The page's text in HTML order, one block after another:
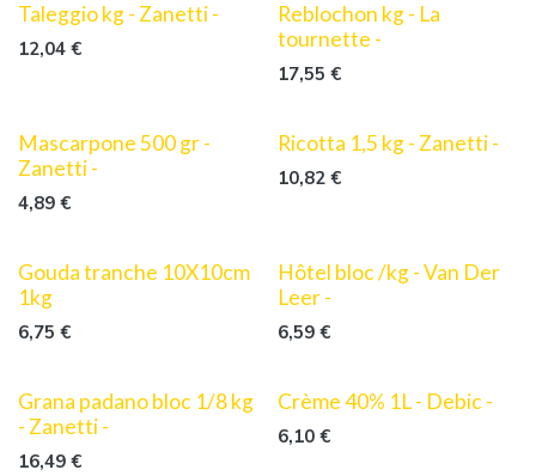
Taleggio kg - Zanetti -
12,04 €
Reblochon kg - La
tournette -
17,55 €
Mascarpone 500 gr -
Zanetti -
4,89 €
Ricotta 1,5 kg - Zanetti -
10,82€
Gouda tranche 10X10cm
1kg
6,75 €
Hôtel bloc /kg - Van Der
Leer -
6,59€
Grana padano bloc 1/8 kg
- Zanetti -
16,49 €
Crème 40% 1L - Debic -
6,10€